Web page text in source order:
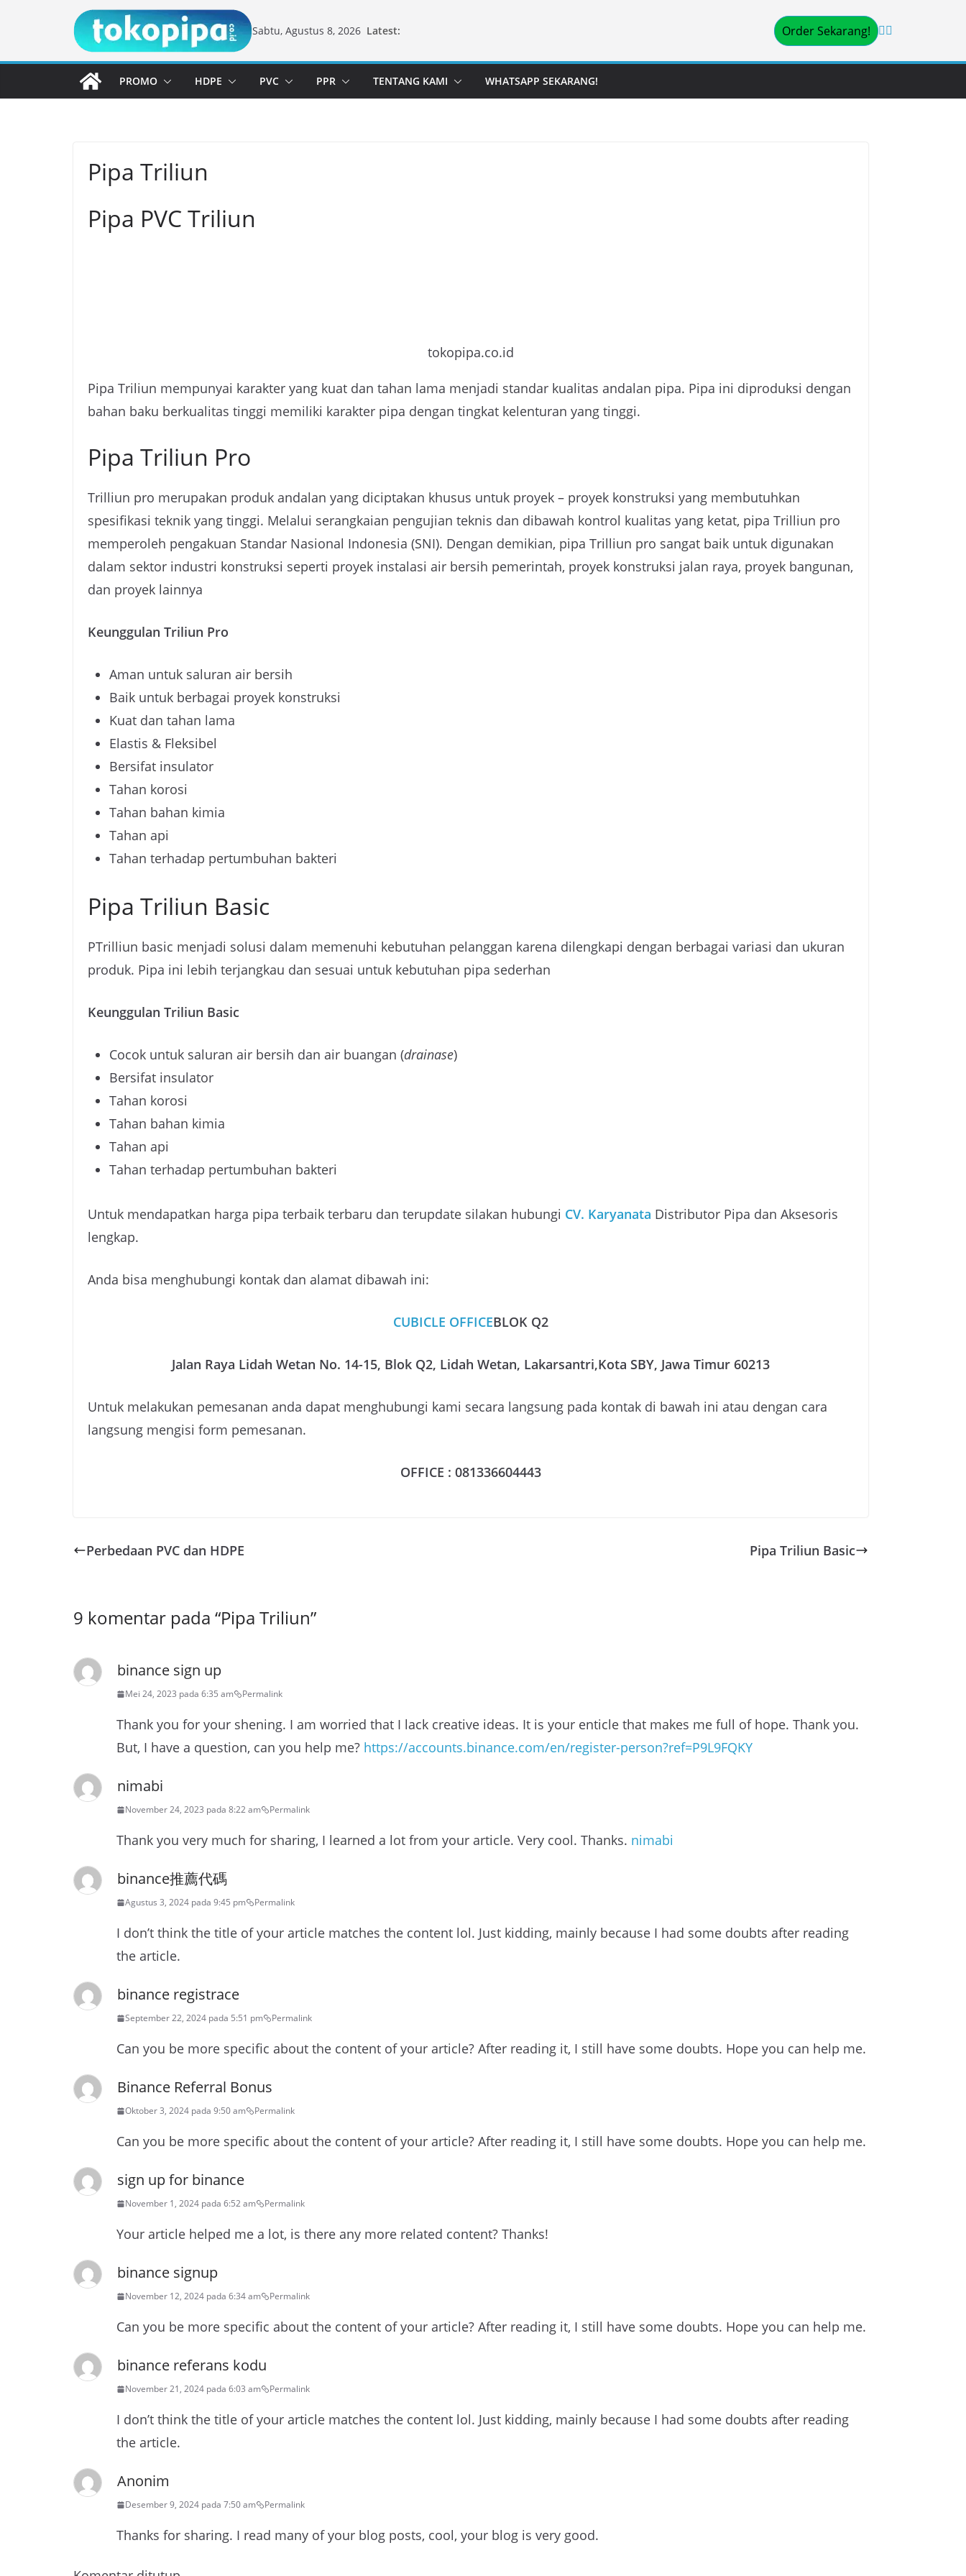
content
Sabtu, Agustus 8, 2026 Latest: Order Sekarang!
PROMO HDPE PVC PPR TENTANG KAMI WHATSAPP SEKARANG!
Pipa Triliun
Pipa PVC Triliun
tokopipa.co.id
Pipa Triliun mempunyai karakter yang kuat dan tahan lama menjadi standar kualitas andalan pipa. Pipa ini diproduksi dengan
bahan baku berkualitas tinggi memiliki karakter pipa dengan tingkat kelenturan yang tinggi.
Pipa Triliun Pro
Trilliun pro merupakan produk andalan yang diciptakan khusus untuk proyek – proyek konstruksi yang membutuhkan
spesifikasi teknik yang tinggi. Melalui serangkaian pengujian teknis dan dibawah kontrol kualitas yang ketat, pipa Trilliun pro
memperoleh pengakuan Standar Nasional Indonesia (SNI). Dengan demikian, pipa Trilliun pro sangat baik untuk digunakan
dalam sektor industri konstruksi seperti proyek instalasi air bersih pemerintah, proyek konstruksi jalan raya, proyek bangunan,
dan proyek lainnya
Keunggulan Triliun Pro
Aman untuk saluran air bersih
Baik untuk berbagai proyek konstruksi
Kuat dan tahan lama
Elastis & Fleksibel
Bersifat insulator
Tahan korosi
Tahan bahan kimia
Tahan api
Tahan terhadap pertumbuhan bakteri
Pipa Triliun Basic
PTrilliun basic menjadi solusi dalam memenuhi kebutuhan pelanggan karena dilengkapi dengan berbagai variasi dan ukuran
produk. Pipa ini lebih terjangkau dan sesuai untuk kebutuhan pipa sederhan
Keunggulan Triliun Basic
Cocok untuk saluran air bersih dan air buangan (drainase)
Bersifat insulator
Tahan korosi
Tahan bahan kimia
Tahan api
Tahan terhadap pertumbuhan bakteri
Untuk mendapatkan harga pipa terbaik terbaru dan terupdate silakan hubungi CV. Karyanata Distributor Pipa dan Aksesoris
lengkap.
Anda bisa menghubungi kontak dan alamat dibawah ini:
CUBICLE OFFICEBLOK Q2
Jalan Raya Lidah Wetan No. 14-15, Blok Q2, Lidah Wetan, Lakarsantri,Kota SBY, Jawa Timur 60213
Untuk melakukan pemesanan anda dapat menghubungi kami secara langsung pada kontak di bawah ini atau dengan cara
langsung mengisi form pemesanan.
OFFICE : 081336604443
Perbedaan PVC dan HDPE Pipa Triliun Basic
9 komentar pada “Pipa Triliun”
binance sign up
Mei 24, 2023 pada 6:35 am Permalink
Thank you for your shening. I am worried that I lack creative ideas. It is your enticle that makes me full of hope. Thank you.
But, I have a question, can you help me? https://accounts.binance.com/en/register-person?ref=P9L9FQKY
nimabi
November 24, 2023 pada 8:22 am Permalink
Thank you very much for sharing, I learned a lot from your article. Very cool. Thanks. nimabi
binance推薦代碼
Agustus 3, 2024 pada 9:45 pm Permalink
I don’t think the title of your article matches the content lol. Just kidding, mainly because I had some doubts after reading
the article.
binance registrace
September 22, 2024 pada 5:51 pm Permalink
Can you be more specific about the content of your article? After reading it, I still have some doubts. Hope you can help me.
Binance Referral Bonus
Oktober 3, 2024 pada 9:50 am Permalink
Can you be more specific about the content of your article? After reading it, I still have some doubts. Hope you can help me.
sign up for binance
November 1, 2024 pada 6:52 am Permalink
Your article helped me a lot, is there any more related content? Thanks!
binance signup
November 12, 2024 pada 6:34 am Permalink
Can you be more specific about the content of your article? After reading it, I still have some doubts. Hope you can help me.
binance referans kodu
November 21, 2024 pada 6:03 am Permalink
I don’t think the title of your article matches the content lol. Just kidding, mainly because I had some doubts after reading
the article.
Anonim
Desember 9, 2024 pada 7:50 am Permalink
Thanks for sharing. I read many of your blog posts, cool, your blog is very good.